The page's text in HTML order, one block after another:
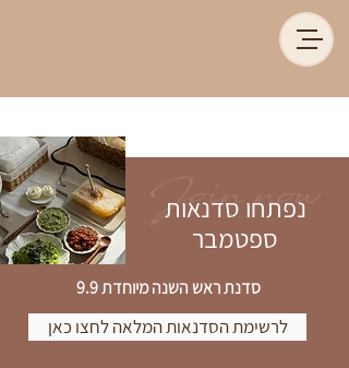
Join now
נפתחו סדנאות
ספטמבר
סדנת ראש השנה מיוחדת 9.9
לרשימת הסדנאות המלאה לחצו כאן